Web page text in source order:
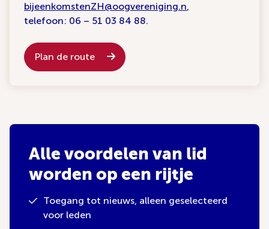
bijeenkomstenZH@oogvereniging.n,
telefoon: 06 – 51 03 84 88.
Plan de route
Alle voordelen van lid
worden op een rijtje
Toegang tot nieuws, alleen geselecteerd
voor leden